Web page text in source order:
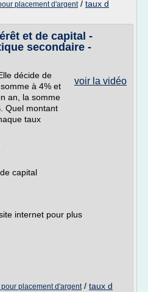
placement d'argent/ taux d
et de capital -
secondaire -
voir la vidéo
décide de
à 4% et
an, la somme
Quel montant
taux
capital
internet pour plus
placement d'argent/ taux d